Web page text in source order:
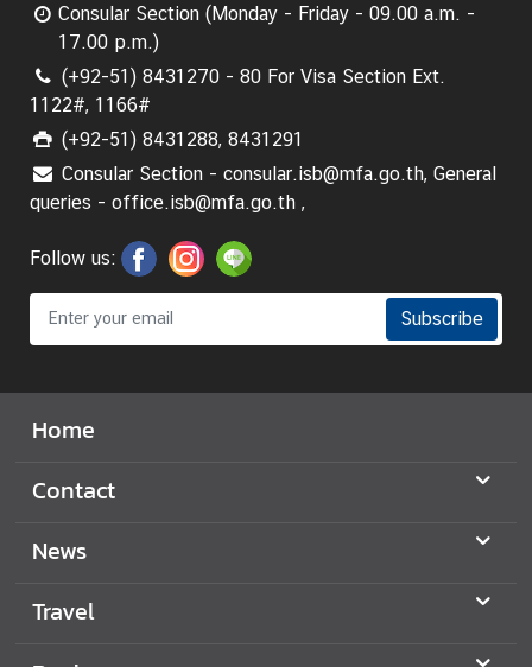
i
e
s
C
o
n
u
l
a
r
i
a
e
v
Consular Section (Monday - Friday - 09.00 a.m. -
17.00 p.m.)
(+92-51) 8431270 - 80 For Visa Section Ext.
1122#, 1166#
(+92-51) 8431288, 8431291
Consular Section - consular.isb@mfa.go.th, General
queries - office.isb@mfa.go.th ,
Follow us:
Subscribe
Home
Contact
News
Travel